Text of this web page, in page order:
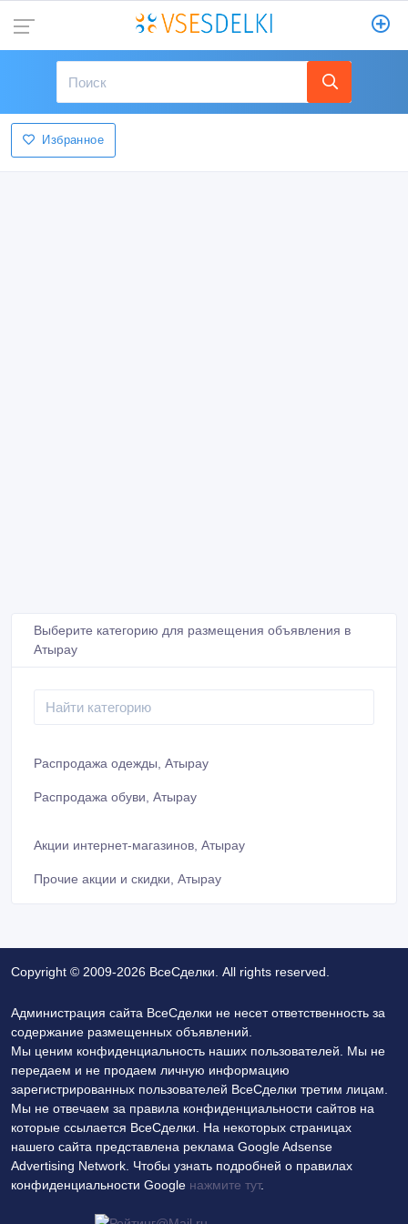
Избранное
Выберите категорию для размещения объявления в
Атырау
Распродажа одежды, Атырау
Распродажа обуви, Атырау
Акции интернет-магазинов, Атырау
Прочие акции и скидки, Атырау
Copyright © 2009-2026 ВсеСделки. All rights reserved.
Администрация сайта ВсеСделки не несет ответственность за
содержание размещенных объявлений.
Мы ценим конфиденциальность наших пользователей. Мы не
передаем и не продаем личную информацию
зарегистрированных пользователей ВсеСделки третим лицам.
Мы не отвечаем за правила конфиденциальности сайтов на
которые ссылается ВсеСделки. На некоторых страницах
нашего сайта представлена реклама Google Adsense
Advertising Network. Чтобы узнать подробней о правилах
конфиденциальности Google нажмите тут.